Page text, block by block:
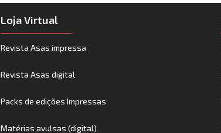
Loja Virtual
Revista Asas impressa
Revista Asas digital
Packs de edições Impressas
Matérias avulsas (digital)